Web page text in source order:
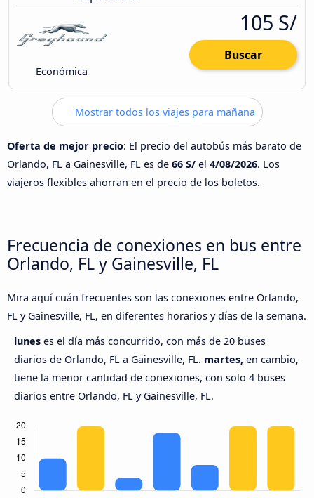
Económica
105 S/
Buscar
Mostrar todos los viajes para mañana
Oferta de mejor precio: El precio del autobús más barato de
Orlando, FL a Gainesville, FL es de 66 S/ el 4/08/2026. Los
viajeros flexibles ahorran en el precio de los boletos.
Frecuencia de conexiones en bus entre
Orlando, FL y Gainesville, FL
Mira aquí cuán frecuentes son las conexiones entre Orlando,
FL y Gainesville, FL, en diferentes horarios y días de la semana.
lunes es el día más concurrido, con más de 20 buses
diarios de Orlando, FL a Gainesville, FL. martes, en cambio,
tiene la menor cantidad de conexiones, con solo 4 buses
diarios entre Orlando, FL y Gainesville, FL.